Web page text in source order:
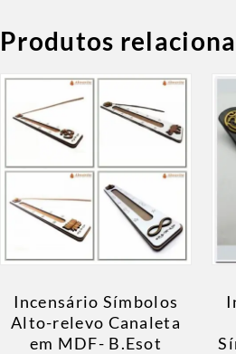
Produtos
Incensário Símbolos
Alto-relevo Canaleta
em MDF- B.Esot